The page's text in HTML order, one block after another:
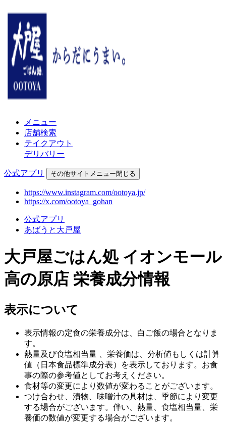
メニュー
店舗検索
テイクアウト
デリバリー
公式アプリ その他サイトメニュー閉じる
https://www.instagram.com/ootoya.jp/
https://x.com/ootoya_gohan
公式アプリ
あばうと大戸屋
大戸屋ごはん処 イオンモール
高の原店 栄養成分情報
表示について
表示情報の定食の栄養成分は、白ご飯の場合となりま
す。
熱量及び食塩相当量 、栄養価は、分析値もしくは計算
値（日本食品標準成分表）を表示しております。お食
事の際の参考値としてお考えください。
食材等の変更により数値が変わることがございます。
つけ合わせ、漬物、味噌汁の具材は、季節により変更
する場合がございます。伴い、熱量、食塩相当量、栄
養価の数値が変更する場合がございます。